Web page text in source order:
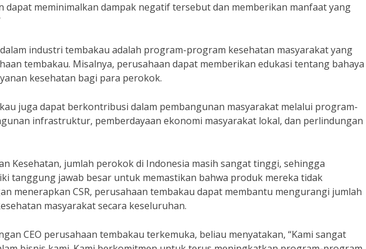
dapat meminimalkan dampak negatif tersebut dan memberikan manfaat yang
industri tembakau adalah program-program kesehatan masyarakat yang
tembakau. Misalnya, perusahaan dapat memberikan edukasi tentang bahaya
kesehatan bagi para perokok.
juga dapat berkontribusi dalam pembangunan masyarakat melalui program-
infrastruktur, pemberdayaan ekonomi masyarakat lokal, dan perlindungan
Kesehatan, jumlah perokok di Indonesia masih sangat tinggi, sehingga
tanggung jawab besar untuk memastikan bahwa produk mereka tidak
menerapkan CSR, perusahaan tembakau dapat membantu mengurangi jumlah
masyarakat secara keseluruhan.
CEO perusahaan tembakau terkemuka, beliau menyatakan, “Kami sangat